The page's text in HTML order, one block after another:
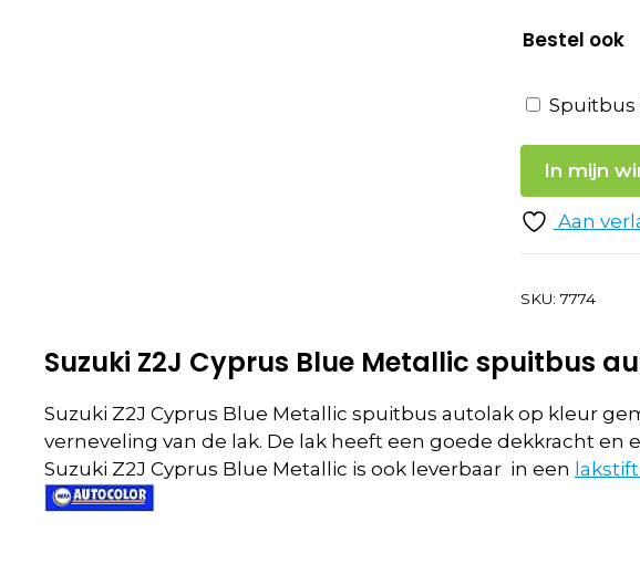
Bestel ook
Spuitbus
In mijn
Aan
SKU: 7774
Suzuki Z2J Cyprus Blue Metallic spuitbus
Suzuki Z2J Cyprus Blue Metallic spuitbus autolak op kleur
verneveling van de lak. De lak heeft een goede dekkracht
Suzuki Z2J Cyprus Blue Metallic is ook leverbaar in een